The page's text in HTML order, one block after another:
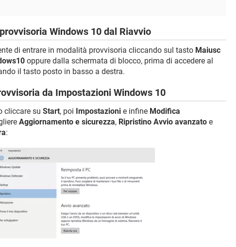
Windows 10 dal Riavvio
di entrare in modalità provvisoria cliccando sul tasto Maiusc
oppure dalla schermata di blocco, prima di accedere al
il tasto posto in basso a destra.
da Impostazioni Windows 10
cliccare su Start, poi Impostazioni e infine Modifica
Aggiornamento e sicurezza, Ripristino Avvio avanzato e
: